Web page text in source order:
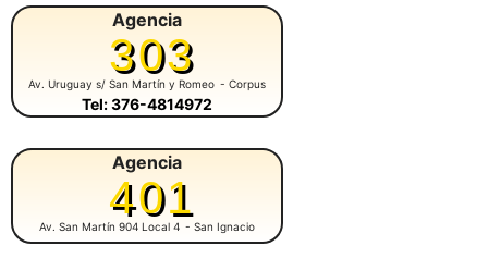
Agencia
303
Av. Uruguay s/ San Martín y Romeo - Corpus
Tel: 376-4814972
Agencia
401
Av. San Martín 904 Local 4 - San Ignacio